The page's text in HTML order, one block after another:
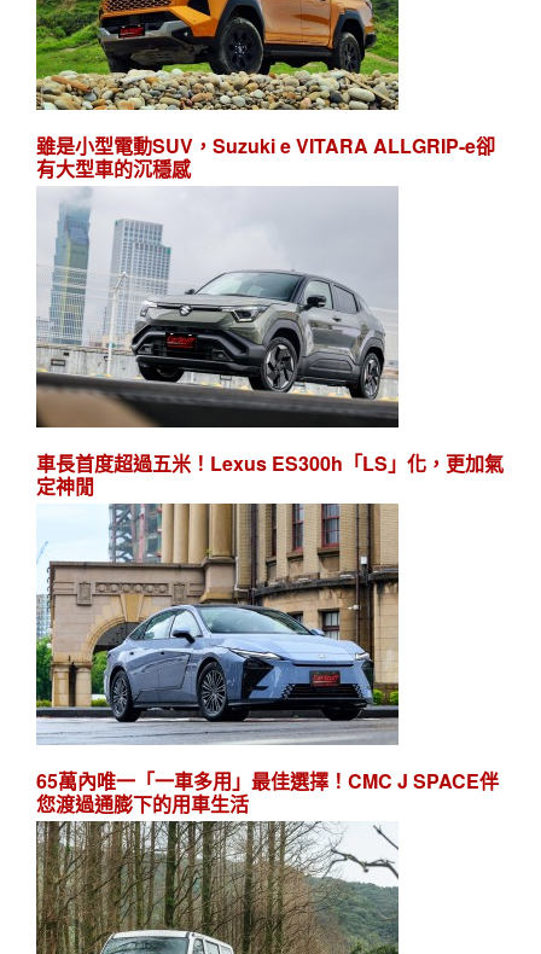
雖是小型電動SUV，Suzuki e VITARA ALLGRIP-e卻
有大型車的沉穩感
車長首度超過五米！Lexus ES300h「LS」化，更加氣
定神閒
65萬內唯一「一車多用」最佳選擇！CMC J SPACE伴
您渡過通膨下的用車生活